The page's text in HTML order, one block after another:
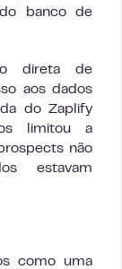
banco de
direta de
aos dados
do Zaplify
limitou a
não
estavam
como uma